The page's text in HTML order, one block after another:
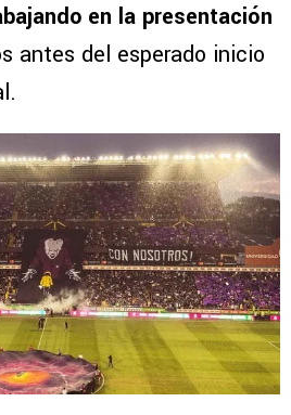
en la presentación
antes del esperado inicio